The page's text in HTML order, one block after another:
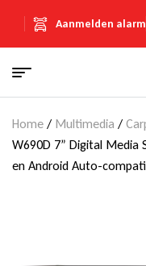
Aanmelden alarm
Home / Multimedia /
W690D 7” Digital Media
en Android Auto-